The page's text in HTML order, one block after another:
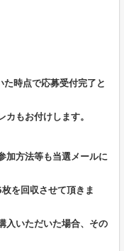
時点で応募受付完了と
もお付けします。
加方法等も当選メールに
を回収させて頂きま
入いただいた場合、その